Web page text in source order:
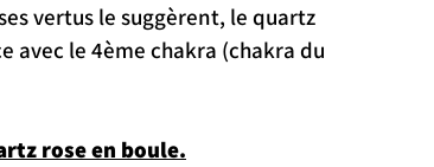
vertus le suggèrent, le quartz
avec le 4ème chakra (chakra du
rose en boule.